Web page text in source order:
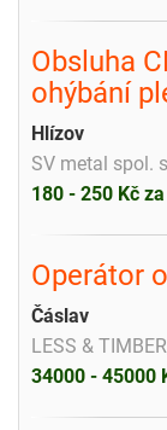
Obsluha
ohýbání
Hlízov
SV metal spol.
180 - 250 Kč
Operátor
Čáslav
LESS &
34000 - 45000